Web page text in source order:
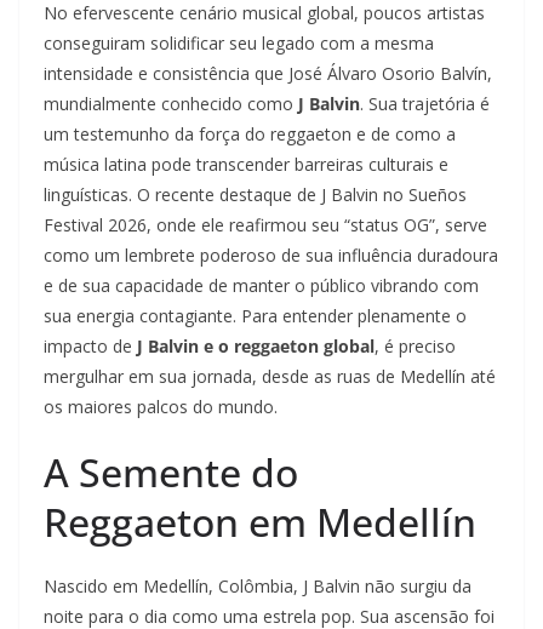
No efervescente cenário musical global, poucos artistas
conseguiram solidificar seu legado com a mesma
intensidade e consistência que José Álvaro Osorio Balvín,
mundialmente conhecido como J Balvin. Sua trajetória é
um testemunho da força do reggaeton e de como a
música latina pode transcender barreiras culturais e
linguísticas. O recente destaque de J Balvin no Sueños
Festival 2026, onde ele reafirmou seu “status OG”, serve
como um lembrete poderoso de sua influência duradoura
e de sua capacidade de manter o público vibrando com
sua energia contagiante. Para entender plenamente o
impacto de J Balvin e o reggaeton global, é preciso
mergulhar em sua jornada, desde as ruas de Medellín até
os maiores palcos do mundo.
A Semente do
Reggaeton em Medellín
Nascido em Medellín, Colômbia, J Balvin não surgiu da
noite para o dia como uma estrela pop. Sua ascensão foi